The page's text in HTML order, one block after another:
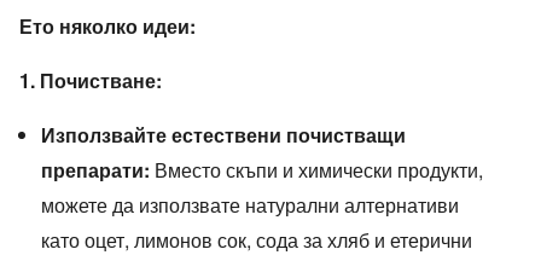
Ето няколко идеи:
1. Почистване:
Използвайте естествени почистващи
препарати: Вместо скъпи и химически продукти,
можете да използвате натурални алтернативи
като оцет, лимонов сок, сода за хляб и етерични